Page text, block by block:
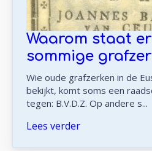
Waarom staat er
sommige
Wie oude grafzerken in de
bekijkt, komt soms een
tegen: B.V.D.Z. Op andere s...
Lees verder